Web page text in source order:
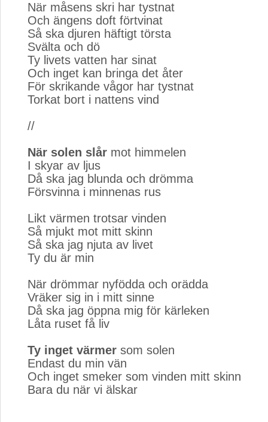
När måsens skri har tystnat
Och ängens doft förtvinat
Så ska djuren häftigt törsta
Svälta och dö
Ty livets vatten har sinat
Och inget kan bringa det åter
För skrikande vågor har tystnat
Torkat bort i nattens vind
//
När solen slår mot himmelen
I skyar av ljus
Då ska jag blunda och drömma
Försvinna i minnenas rus
Likt värmen trotsar vinden
Så mjukt mot mitt skinn
Så ska jag njuta av livet
Ty du är min
När drömmar nyfödda och orädda
Vräker sig in i mitt sinne
Då ska jag öppna mig för kärleken
Låta ruset få liv
Ty inget värmer som solen
Endast du min vän
Och inget smeker som vinden mitt skinn
Bara du när vi älskar